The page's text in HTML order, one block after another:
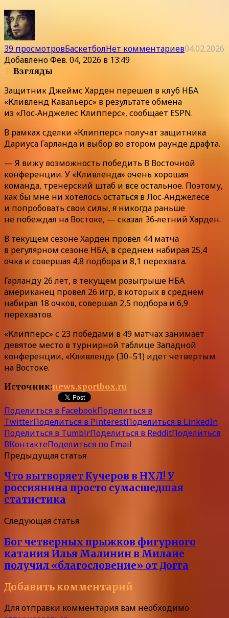
39 просмотровБаскетболНет комментариев04.02.2026
ДобавленоФев. 04, 2026 в 13:49
39Взгляды
Защитник Джеймс Харден перешел в клуб НБА
«Кливленд Кавальерс» в результате обмена
из «Лос‑Анджелес Клипперс», сообщает ESPN.
В рамках сделки «Клипперс» получат защитника
Дариуса Гарланда и выбор во втором раунде драфта.
— Я вижу возможность победить В Восточной
конференции. У «Кливленда» очень хорошая
команда, тренерский штаб и все остальное. Поэтому,
как бы мне ни хотелось остаться в Лос‑Анджелесе
и попробовать свои силы, я никогда раньше
не побеждал на Востоке, — сказал 36‑летний Харден.
В текущем сезоне Харден провел 44 матча
в регулярном сезоне НБА, в среднем набирая 25,4
очка и совершая 4,8 подбора и 8,1 перехвата.
Гарланду 26 лет, в текущем розыгрыше НБА
американец провел 26 игр, в которых в среднем
набирал 18 очков, совершал 2,5 подбора и 6,9
перехватов.
«Клипперс» с 23 победами в 49 матчах занимает
девятое место в турнирной таблице Западной
конференции, «Кливленд» (30–51) идет четвертым
на Востоке.
Источник:news.sportbox.ru
Поделиться в FacebookПоделиться в
TwitterПоделиться в PinterestПоделиться в LinkedIn
Поделиться в TumblrПоделиться в RedditПоделиться
ВКонтактеПоделиться по Email
Предыдущая статья
Что вытворяет Кучеров в НХЛ! У
россиянина просто сумасшедшая
статистика
Следующая статья
Бог четверных прыжков фигурного
катания Илья Малинин в Милане
получил «благословение» от Догга
Добавить комментарий
Для отправки комментария вам необходимо